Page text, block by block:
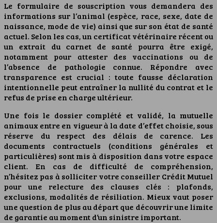
Le formulaire de souscription vous demandera des
informations sur l’animal (espèce, race, sexe, date de
naissance, mode de vie) ainsi que sur son état de santé
actuel. Selon les cas, un certificat vétérinaire récent ou
un extrait du carnet de santé pourra être exigé,
notamment pour attester des vaccinations ou de
l’absence de pathologie connue. Répondre avec
transparence est crucial : toute fausse déclaration
intentionnelle peut entraîner la nullité du contrat et le
refus de prise en charge ultérieur.
Une fois le dossier complété et validé, la mutuelle
animaux entre en vigueur à la date d’effet choisie, sous
réserve du respect des délais de carence. Les
documents contractuels (conditions générales et
particulières) sont mis à disposition dans votre espace
client. En cas de difficulté de compréhension,
n’hésitez pas à solliciter votre conseiller Crédit Mutuel
pour une relecture des clauses clés : plafonds,
exclusions, modalités de résiliation. Mieux vaut poser
une question de plus au départ que découvrir une limite
de garantie au moment d’un sinistre important.